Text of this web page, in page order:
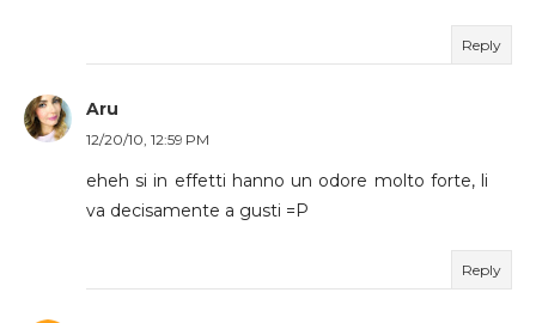
Reply
Aru
12/20/10, 12:59 PM
eheh si in effetti hanno un odore molto forte, li
va decisamente a gusti =P
Reply